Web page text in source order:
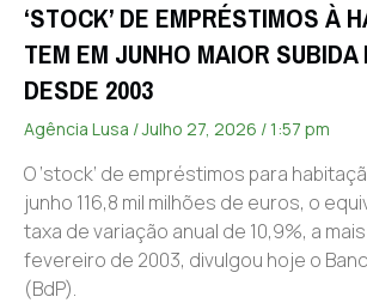
‘STOCK’ DE EMPRÉSTIMOS À
TEM EM JUNHO MAIOR
DESDE 2003
Agência Lusa Julho 27, 2026 1:57 pm
O ‘stock’ de empréstimos para
junho 116,8 mil milhões de euros, o
taxa de variação anual de 10,9%, a
fevereiro de 2003, divulgou hoje o
(BdP).